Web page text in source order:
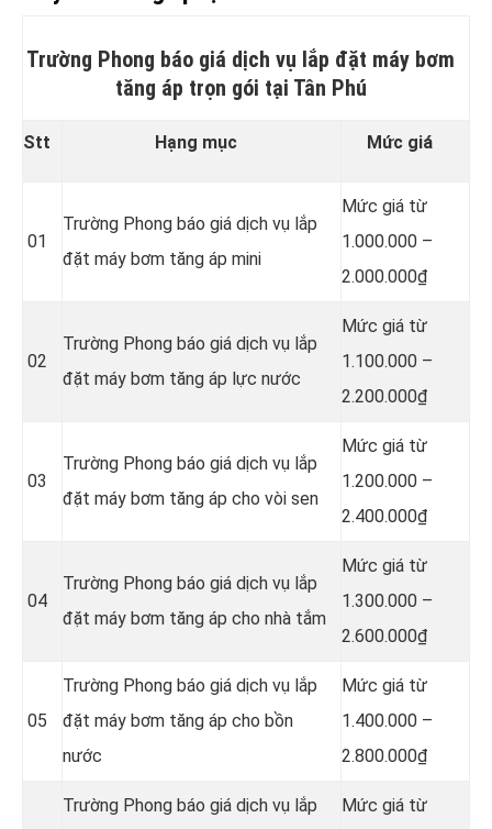
Trường Phong báo giá dịch vụ lắp đặt máy bơm
tăng áp trọn gói tại Tân Phú
Stt Hạng mục Mức giá
01
Trường Phong báo giá dịch vụ lắp
đặt máy bơm tăng áp mini
Mức giá từ
1.000.000 –
2.000.000₫
02
Trường Phong báo giá dịch vụ lắp
đặt máy bơm tăng áp lực nước
Mức giá từ
1.100.000 –
2.200.000₫
03
Trường Phong báo giá dịch vụ lắp
đặt máy bơm tăng áp cho vòi sen
Mức giá từ
1.200.000 –
2.400.000₫
04
Trường Phong báo giá dịch vụ lắp
đặt máy bơm tăng áp cho nhà tắm
Mức giá từ
1.300.000 –
2.600.000₫
05
Trường Phong báo giá dịch vụ lắp
đặt máy bơm tăng áp cho bồn
nước
Mức giá từ
1.400.000 –
2.800.000₫
Trường Phong báo giá dịch vụ lắp
Mức giá từ